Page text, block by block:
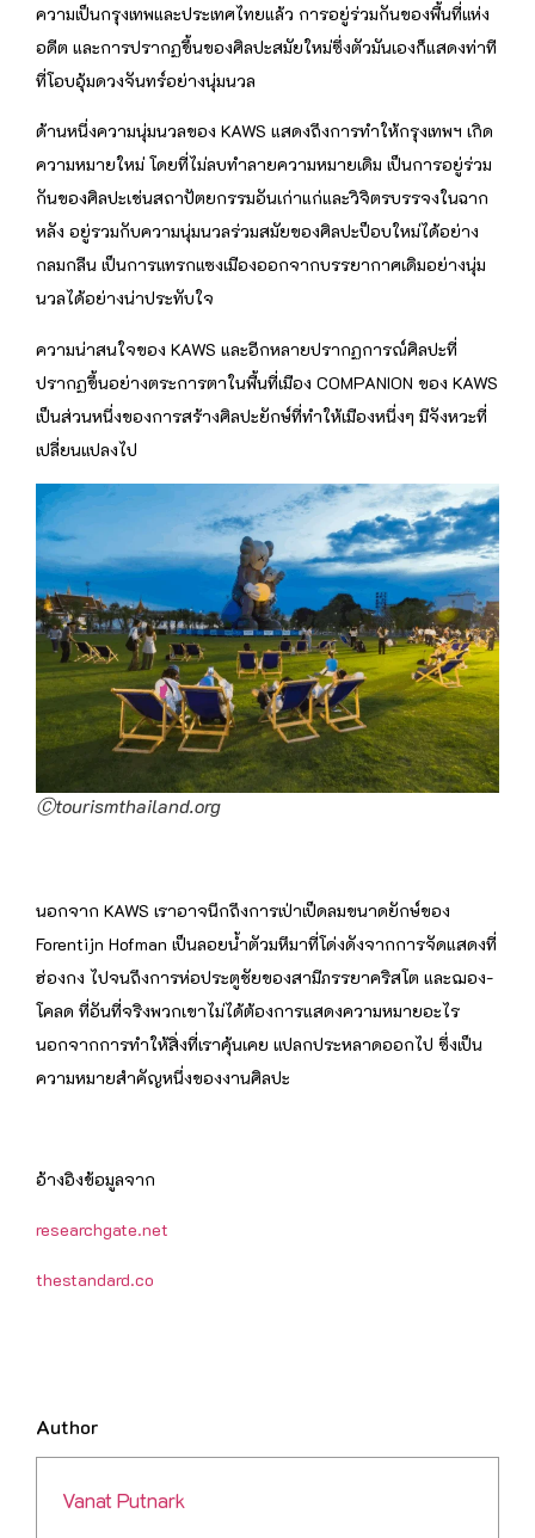
ความเป็นกรุงเทพและประเทศไทยแล้ว การอยู่ร่วมกันของพื้นที่แห่ง
อดีต และการปรากฏขึ้นของศิลปะสมัยใหม่ซึ่งตัวมันเองก็แสดงท่าที
ที่โอบอุ้มดวงจันทร์อย่างนุ่มนวล
ด้านหนึ่งความนุ่มนวลของ KAWS แสดงถึงการทำให้กรุงเทพฯ เกิด
ความหมายใหม่ โดยที่ไม่ลบทำลายความหมายเดิม เป็นการอยู่ร่วม
กันของศิลปะเช่นสถาปัตยกรรมอันเก่าแก่และวิจิตรบรรจงในฉาก
หลัง อยู่รวมกับความนุ่มนวลร่วมสมัยของศิลปะป็อบใหม่ได้อย่าง
กลมกลืน เป็นการแทรกแซงเมืองออกจากบรรยากาศเดิมอย่างนุ่ม
นวลได้อย่างน่าประทับใจ
ความน่าสนใจของ KAWS และอีกหลายปรากฏการณ์ศิลปะที่
ปรากฏขึ้นอย่างตระการตาในพื้นที่เมือง COMPANION ของ KAWS
เป็นส่วนหนึ่งของการสร้างศิลปะยักษ์ที่ทำให้เมืองหนึ่งๆ มีจังหวะที่
เปลี่ยนแปลงไป
Ⓒtourismthailand.org
นอกจาก KAWS เราอาจนึกถึงการเป่าเป็ดลมขนาดยักษ์ของ
Forentijn Hofman เป็นลอยน้ำตัวมหึมาที่โด่งดังจากการจัดแสดงที่
ฮ่องกง ไปจนถึงการห่อประตูชัยของสามีภรรยาคริสโต และฌอง-
โคลด ที่อันที่จริงพวกเขาไม่ได้ต้องการแสดงความหมายอะไร
นอกจากการทำให้สิ่งที่เราคุ้นเคย แปลกประหลาดออกไป ซึ่งเป็น
ความหมายสำคัญหนึ่งของงานศิลปะ
อ้างอิงข้อมูลจาก
researchgate.net
thestandard.co
Author
Vanat Putnark